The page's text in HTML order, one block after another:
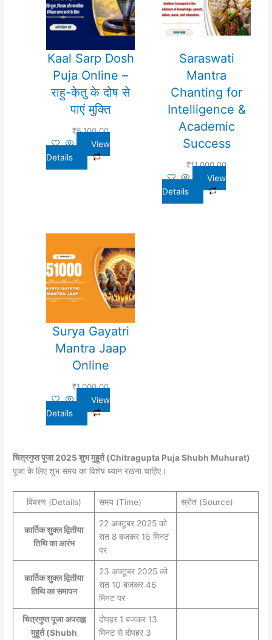
Kaal Sarp Dosh
Puja Online –
राहु-केतु के दोष से
पाएं मुक्ति
₹5,100.00
View
Details
Saraswati
Mantra
Chanting for
Intelligence &
Academic
Success
₹11,000.00
View
Details
Surya Gayatri
Mantra Jaap
Online
₹1,000.00
View
Details
चित्रगुप्त पूजा 2025 शुभ मुहूर्त (Chitragupta Puja Shubh Muhurat)
पूजा के लिए शुभ समय का विशेष ध्यान रखना चाहिए।
विवरण (Details) समय (Time) स्रोत (Source)
कार्तिक शुक्ल द्वितीया
तिथि का आरंभ
22 अक्टूबर 2025 को
रात 8 बजकर 16 मिनट
पर
कार्तिक शुक्ल द्वितीया
तिथि का समापन
23 अक्टूबर 2025 को
रात 10 बजकर 46
मिनट पर
चित्रगुप्त पूजा अपराह्न
मुहूर्त (Shubh
दोपहर 1 बजकर 13
मिनट से दोपहर 3